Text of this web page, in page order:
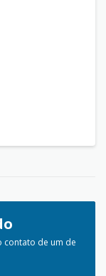
contato de um de